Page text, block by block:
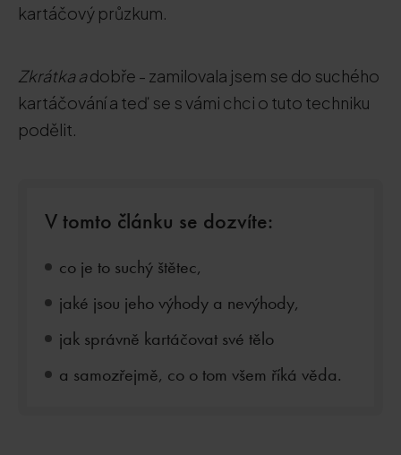
kartáčový průzkum.
Zkrátka adobře - zamilovala jsem se do suchého
kartáčování a teď se s vámi chci o tuto techniku
podělit.
V tomto článku se dozvíte:
co je to suchý štětec,
jaké jsou jeho výhody a nevýhody,
jak správně kartáčovat své tělo
a samozřejmě, co o tom všem říká věda.